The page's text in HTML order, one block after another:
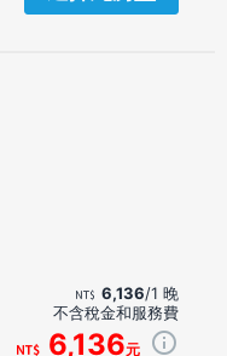
6,136/1 晚
不含稅金和服務費
6,136元